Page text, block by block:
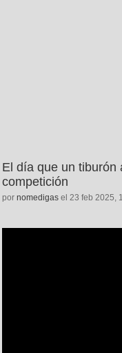
El día que un tiburón
competición
por nomedigas el 23 feb 2025,